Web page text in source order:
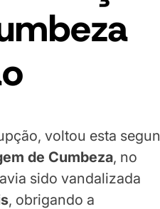
voltou esta
de Cumbeza, no
sido vandalizada
, obrigando a